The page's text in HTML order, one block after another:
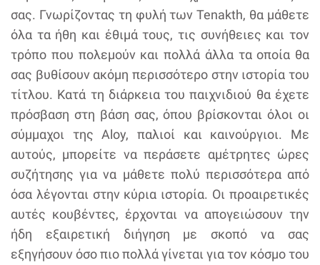
σας. Γνωρίζοντας τη φυλή των Tenakth, θα μάθετε
όλα τα ήθη και έθιμά τους, τις συνήθειες και τον
τρόπο που πολεμούν και πολλά άλλα τα οποία θα
σας βυθίσουν ακόμη περισσότερο στην ιστορία του
τίτλου. Κατά τη διάρκεια του παιχνιδιού θα έχετε
πρόσβαση στη βάση σας, όπου βρίσκονται όλοι οι
σύμμαχοι της Aloy, παλιοί και καινούργιοι. Με
αυτούς, μπορείτε να περάσετε αμέτρητες ώρες
συζήτησης για να μάθετε πολύ περισσότερα από
όσα λέγονται στην κύρια ιστορία. Οι προαιρετικές
αυτές κουβέντες, έρχονται να απογειώσουν την
ήδη εξαιρετική διήγηση με σκοπό να σας
εξηγήσουν όσο πιο πολλά γίνεται για τον κόσμο του